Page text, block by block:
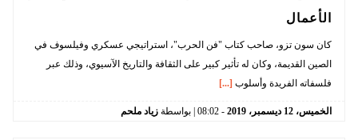
الأعمال
كان سون تزو، صاحب كتاب "فن الحرب"، استراتيجي عسكري وفيلسوف في
الصين القديمة، وكان له تأثير كبير على الثقافة والتاريخ الآسيوي، وذلك عبر
فلسفاته الفريدة وأسلوب [...]
الخميس، 12 ديسمبر، 2019
-
08:02 | بواسطة زياد ملحم